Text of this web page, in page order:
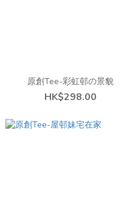
原創Tee-彩虹邨の景貌
HK$298.00